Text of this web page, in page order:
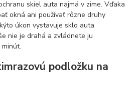
skiel auta najmä v zime. Vďaka
okná ani používať rôzne druhy
úkon vystavuje sklo auta
nie je drahá a zvládnete ju
podložku na